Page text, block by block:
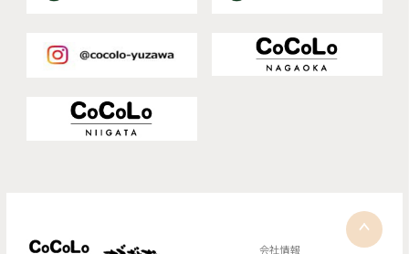
会社情報